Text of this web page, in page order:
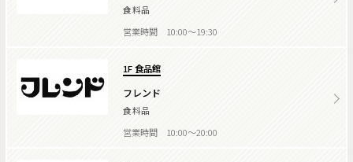
食料品
営業時間 10:00～19:30
1F 食品館
フレンド
食料品
営業時間 10:00～20:00